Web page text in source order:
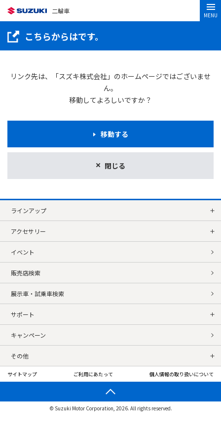
二輪車
MENU
こちらからはです。
リンク先は、「スズキ株式会社」のホームページではございませ
ん。
移動してよろしいですか？
閉じる
移動する
ラインアップ
アクセサリー
イベント
販売店検索
展示車・試乗車検索
サポート
キャンペーン
その他
サイトマップ ご利用にあたって 個人情報の取り扱いについて
© Suzuki Motor Corporation, 2026. All rights reserved.